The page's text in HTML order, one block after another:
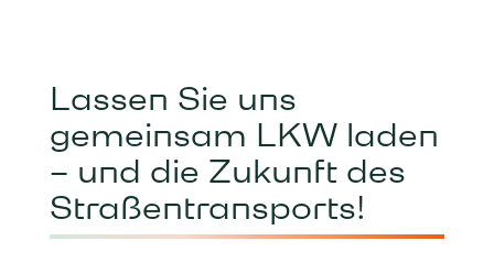
Lassen Sie uns
gemeinsam LKW laden
– und die Zukunft des
Straßentransports!